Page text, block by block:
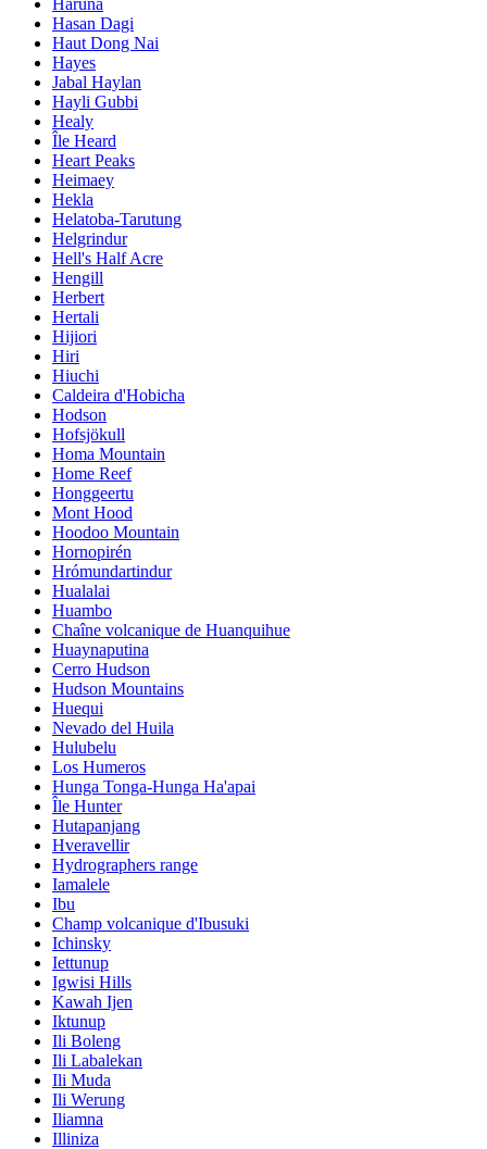
Hasan Dagi
Haut Dong Nai
Hayes
Jabal Haylan
Hayli Gubbi
Healy
Île Heard
Heart Peaks
Heimaey
Hekla
Helatoba-Tarutung
Helgrindur
Hell's Half Acre
Hengill
Herbert
Hertali
Hijiori
Hiri
Hiuchi
Caldeira d'Hobicha
Hodson
Hofsjökull
Homa Mountain
Home Reef
Honggeertu
Mont Hood
Hoodoo Mountain
Hornopirén
Hrómundartindur
Hualalai
Huambo
Chaîne volcanique de Huanquihue
Huaynaputina
Cerro Hudson
Hudson Mountains
Huequi
Nevado del Huila
Hulubelu
Los Humeros
Hunga Tonga-Hunga Ha'apai
Île Hunter
Hutapanjang
Hveravellir
Hydrographers range
Iamalele
Ibu
Champ volcanique d'Ibusuki
Ichinsky
Iettunup
Igwisi Hills
Kawah Ijen
Iktunup
Ili Boleng
Ili Labalekan
Ili Muda
Ili Werung
Iliamna
Illiniza